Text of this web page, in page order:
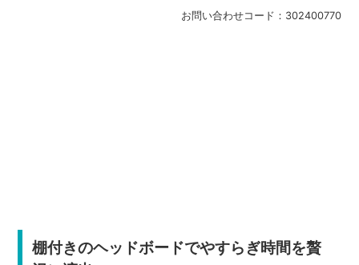
お問い合わせコード： 302400770
棚付きのヘッドボードでやすらぎ時間を贅